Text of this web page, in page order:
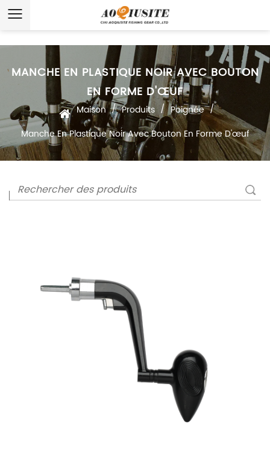
MANCHE EN PLASTIQUE NOIR AVEC BOUTON
EN FORME D'ŒUF
Maison / Produits / Poignée /
Manche En Plastique Noir Avec Bouton En Forme D'œuf